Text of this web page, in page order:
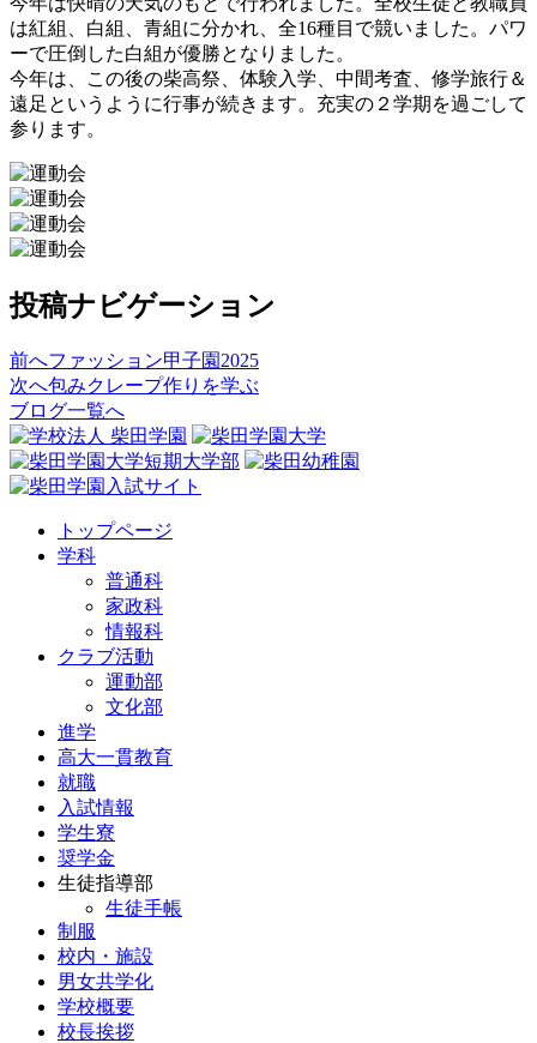
は紅組、白組、青組に分かれ、全16種目で競いました。パワ
ーで圧倒した白組が優勝となりました。
今年は、この後の柴高祭、体験入学、中間考査、修学旅行＆
遠足というように行事が続きます。充実の２学期を過ごして
参ります。
投稿ナビゲーション
前へファッション甲子園2025
次へ包みクレープ作りを学ぶ
ブログ一覧へ
トップページ
学科
普通科
家政科
情報科
クラブ活動
運動部
文化部
進学
高大一貫教育
就職
入試情報
学生寮
奨学金
生徒指導部
生徒手帳
制服
校内・施設
男女共学化
学校概要
校長挨拶